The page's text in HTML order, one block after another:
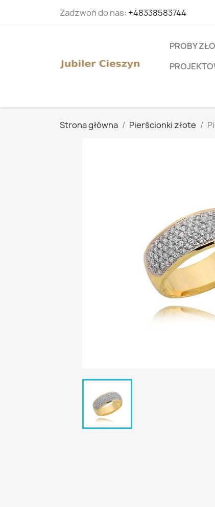
Zadzwoń do nas: +48338583744
PROBY
Strona główna Pierścionki złote